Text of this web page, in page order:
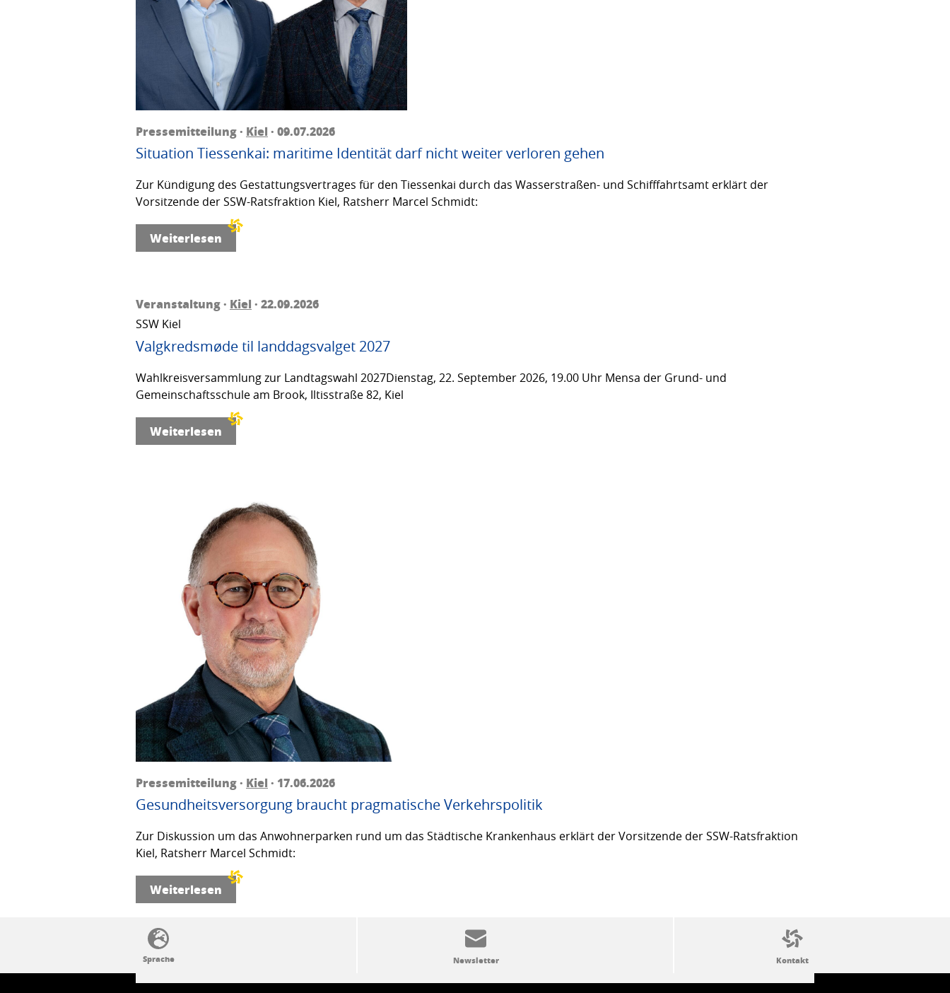
Pressemitteilung · Kiel · 09.07.2026
Situation Tiessenkai: maritime Identität darf nicht weiter verloren gehen
Zur Kündigung des Gestattungsvertrages für den Tiessenkai durch das Wasserstraßen- und Schifffahrtsamt erklärt der
Vorsitzende der SSW-Ratsfraktion Kiel, Ratsherr Marcel Schmidt:
Weiterlesen
Veranstaltung · Kiel · 22.09.2026
SSW Kiel
Valgkredsmøde til landdagsvalget 2027
Wahlkreisversammlung zur Landtagswahl 2027Dienstag, 22. September 2026, 19.00 Uhr Mensa der Grund- und
Gemeinschaftsschule am Brook, Iltisstraße 82, Kiel
Weiterlesen
Pressemitteilung · Kiel · 17.06.2026
Gesundheitsversorgung braucht pragmatische Verkehrspolitik
Zur Diskussion um das Anwohnerparken rund um das Städtische Krankenhaus erklärt der Vorsitzende der SSW-Ratsfraktion
Kiel, Ratsherr Marcel Schmidt:
Weiterlesen
SSW-Politik von A bis Z